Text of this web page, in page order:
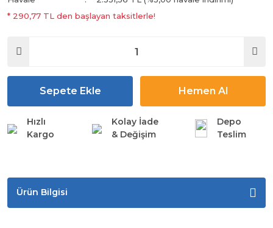
* 290,77 TL den başlayan taksitlerle!
Sepete Ekle Hemen Al
Hızlı
Kargo
Kolay İade
& Değişim
Depo
Teslim
Ürün Bilgisi